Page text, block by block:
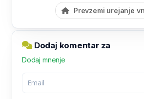
Prevzemi urejanje
Dodaj komentar za
Dodaj mnenje